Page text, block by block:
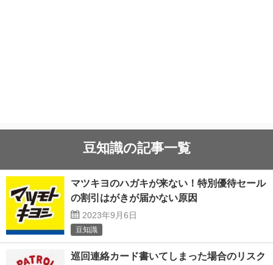
豆知識の記事一覧
マツキヨのハガキが来ない！特別優待セール
の割引はがきが届かない原因
2023年9月6日
豆知識
巡回連絡カード書いてしまった場合のリスク